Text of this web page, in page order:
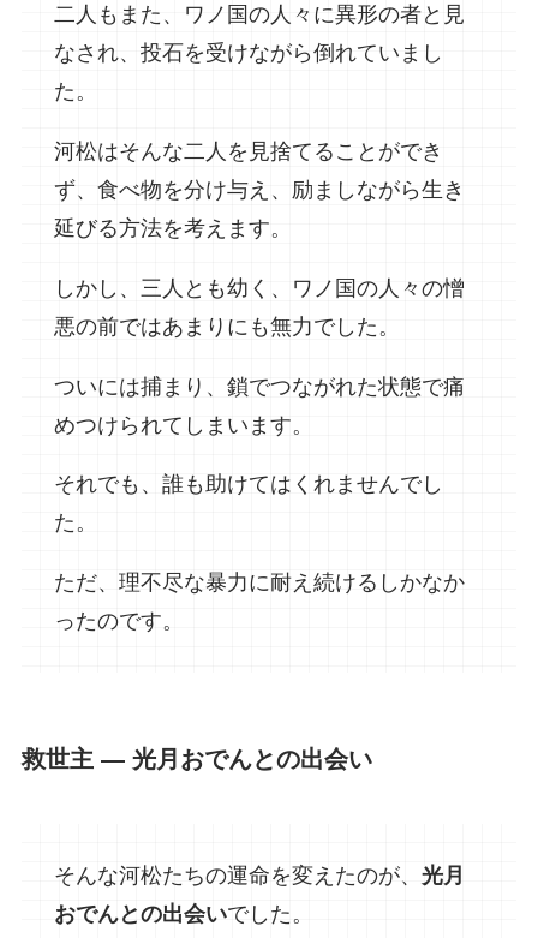
二人もまた、ワノ国の人々に異形の者と見
なされ、投石を受けながら倒れていまし
た。
河松はそんな二人を見捨てることができ
ず、食べ物を分け与え、励ましながら生き
延びる方法を考えます。
しかし、三人とも幼く、ワノ国の人々の憎
悪の前ではあまりにも無力でした。
ついには捕まり、鎖でつながれた状態で痛
めつけられてしまいます。
それでも、誰も助けてはくれませんでし
た。
ただ、理不尽な暴力に耐え続けるしかなか
ったのです。
救世主 ― 光月おでんとの出会い
そんな河松たちの運命を変えたのが、 光月
おでんとの出会いでした。